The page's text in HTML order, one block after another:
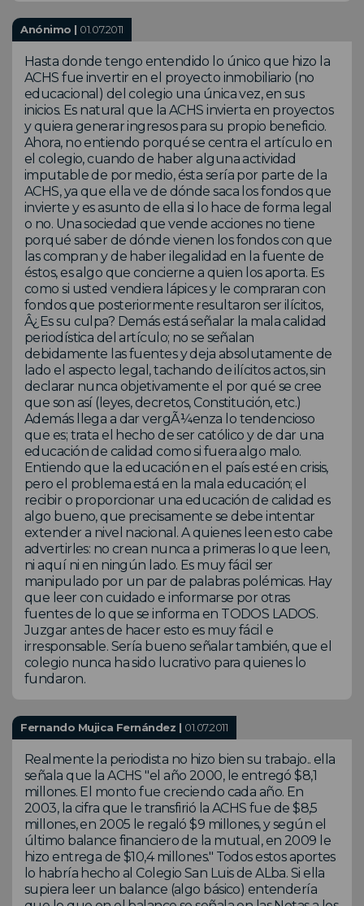
Anónimo | 01.07.2011
Hasta donde tengo entendido lo único que hizo la
ACHS fue invertir en el proyecto inmobiliario (no
educacional) del colegio una única vez, en sus
inicios. Es natural que la ACHS invierta en proyectos
y quiera generar ingresos para su propio beneficio.
Ahora, no entiendo porqué se centra el artículo en
el colegio, cuando de haber alguna actividad
imputable de por medio, ésta sería por parte de la
ACHS, ya que ella ve de dónde saca los fondos que
invierte y es asunto de ella si lo hace de forma legal
o no. Una sociedad que vende acciones no tiene
porqué saber de dónde vienen los fondos con que
las compran y de haber ilegalidad en la fuente de
éstos, es algo que concierne a quien los aporta. Es
como si usted vendiera lápices y le compraran con
fondos que posteriormente resultaron ser ilícitos,
Â¿Es su culpa? Demás está señalar la mala calidad
periodística del artículo; no se señalan
debidamente las fuentes y deja absolutamente de
lado el aspecto legal, tachando de ilícitos actos, sin
declarar nunca objetivamente el por qué se cree
que son así (leyes, decretos, Constitución, etc.)
Además llega a dar vergÃ¼enza lo tendencioso
que es; trata el hecho de ser católico y de dar una
educación de calidad como si fuera algo malo.
Entiendo que la educación en el país esté en crisis,
pero el problema está en la mala educación; el
recibir o proporcionar una educación de calidad es
algo bueno, que precisamente se debe intentar
extender a nivel nacional. A quienes leen esto cabe
advertirles: no crean nunca a primeras lo que leen,
ni aquí ni en ningún lado. Es muy fácil ser
manipulado por un par de palabras polémicas. Hay
que leer con cuidado e informarse por otras
fuentes de lo que se informa en TODOS LADOS.
Juzgar antes de hacer esto es muy fácil e
irresponsable. Sería bueno señalar también, que el
colegio nunca ha sido lucrativo para quienes lo
fundaron.
Fernando Mujica Fernández | 01.07.2011
Realmente la periodista no hizo bien su trabajo.. ella
señala que la ACHS "el año 2000, le entregó $8,1
millones. El monto fue creciendo cada año. En
2003, la cifra que le transfirió la ACHS fue de $8,5
millones, en 2005 le regaló $9 millones, y según el
último balance financiero de la mutual, en 2009 le
hizo entrega de $10,4 millones." Todos estos aportes
lo habría hecho al Colegio San Luis de ALba. Si ella
supiera leer un balance (algo básico) entendería